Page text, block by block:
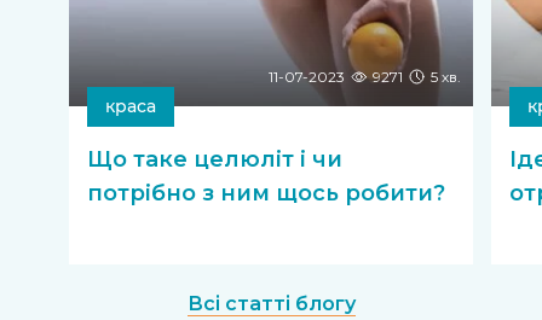
11-07-2023 9271 5 хв.
краса
Що таке целюліт і чи
потрібно з ним щось робити?
Всі статті блогу